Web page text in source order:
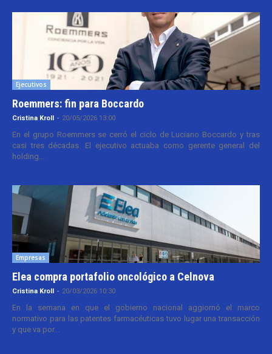
Ejecutivos
Roemmers: fin para Boccardo
Cristina Kroll - 20/05/2026 13:00
En el grupo Roemmers se cerró el ciclo de Luciano Boccardo y tras
casi tres décadas. El ejecutivo actuaba como gerente general del
holding...
Empresas
Elea compra portafolio oncológico a Celnova
Cristina Kroll - 20/03/2026 10:30
En la semana en que el gobierno nacional aggiornó el marco
normativo para las patentes farmacéuticas tuvo lugar una transacción
y que va por...